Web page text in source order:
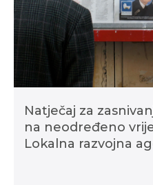
Natječaj za
na neodređeno
Lokalna razvojna